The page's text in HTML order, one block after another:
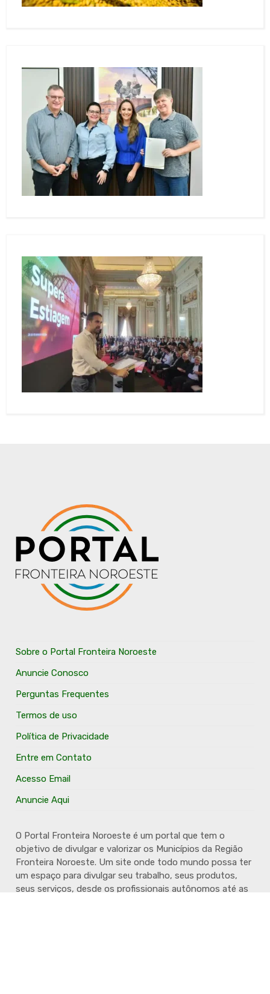
Sobre o Portal Fronteira Noroeste
Anuncie Conosco
Perguntas Frequentes
Termos de uso
Política de Privacidade
Entre em Contato
Acesso Email
Anuncie Aqui
O Portal Fronteira Noroeste é um portal que tem o
objetivo de divulgar e valorizar os Municípios da Região
Fronteira Noroeste. Um site onde todo mundo possa ter
um espaço para divulgar seu trabalho, seus produtos,
seus serviços, desde os profissionais autônomos até as